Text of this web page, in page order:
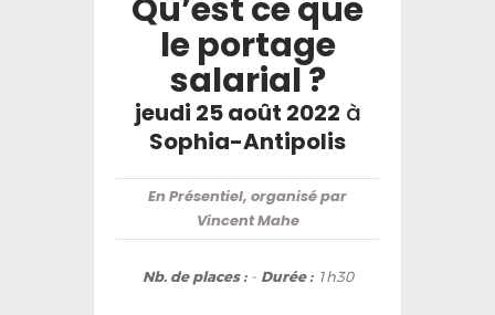
Qu’est ce que
le portage
salarial ?
jeudi 25 août 2022 à
Sophia-Antipolis
En Présentiel, organisé par
Vincent Mahe
Nb. de places : - Durée :1h30